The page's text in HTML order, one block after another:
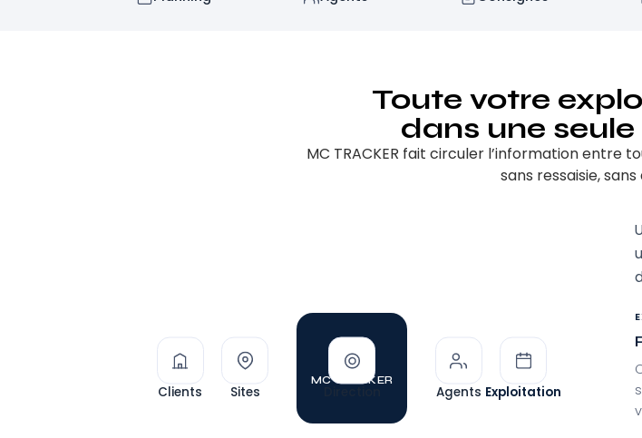
Toute votre
dans une
MC TRACKER fait circuler l’information entre
sans ressaisie,
MC TRACKER
Exploitation
Agents
Sites
Clients